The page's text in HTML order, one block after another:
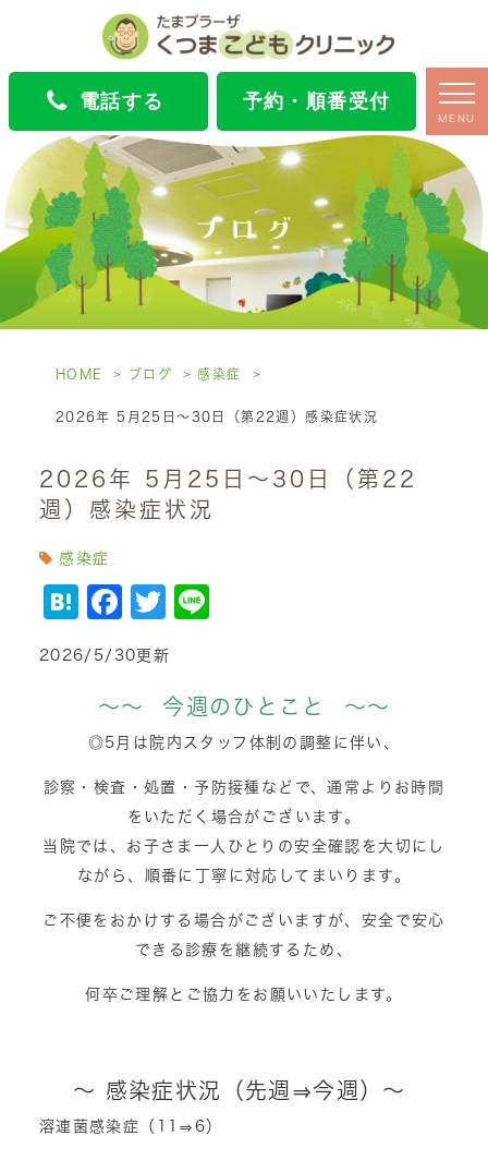
電話する 予約・順番受付
MENU
ブログ
HOME ブログ 感染症
2026年 5月25日～30日（第22週）感染症状況
2026年 5月25日～30日（第22
週）感染症状況
感染症
Hatena
Facebook
Twitter
2026/5/30更新
～～ 今週のひとこと ～～
◎5月は院内スタッフ体制の調整に伴い、
診察・検査・処置・予防接種などで、通常よりお時間
をいただく場合がございます。
当院では、お子さま一人ひとりの安全確認を大切にし
ながら、順番に丁寧に対応してまいります。
ご不便をおかけする場合がございますが、安全で安心
できる診療を継続するため、
何卒ご理解とご協力をお願いいたします。
～ 感染症状況（先週⇒今週）～
溶連菌感染症（11⇒6）